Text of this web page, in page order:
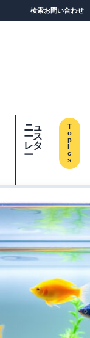
検索お問い合わせ
ニュ
ース
レタ
ー
T
o
p
i
c
s